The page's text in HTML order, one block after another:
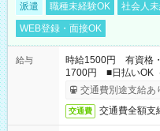
派遣 職種未経験OK 社会人
WEB登録・面接OK
給与
時給1500円 有資格
1700円 ■日払いOK
交通費別途支給あ
交通費 交通費全額支